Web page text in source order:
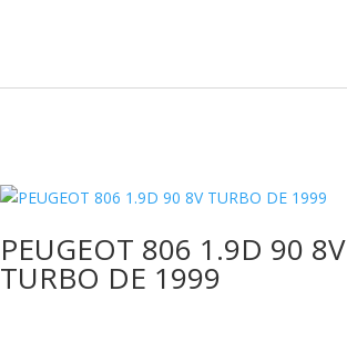
PEUGEOT 806 1.9D 90 8V
TURBO DE 1999